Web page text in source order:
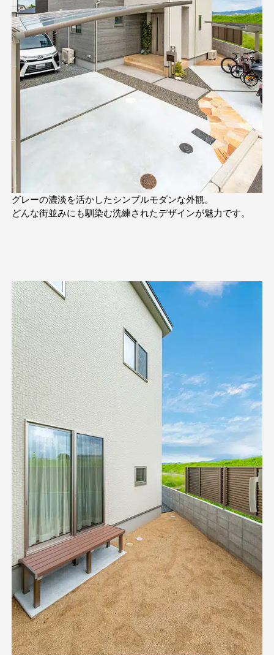
グレーの濃淡を活かしたシンプルモダンな外観。
どんな街並みにも馴染む洗練されたデザインが魅力です。